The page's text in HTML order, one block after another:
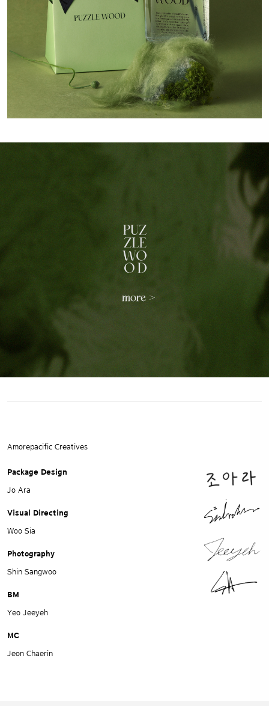
Amorepacific Creatives
Package Design
Jo Ara
Visual Directing
Woo Sia
Photography
Shin Sangwoo
BM
Yeo Jeeyeh
MC
Jeon Chaerin